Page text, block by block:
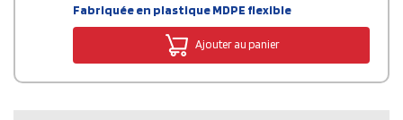
Fabriquée en plastique MDPE flexible
Ajouter au panier